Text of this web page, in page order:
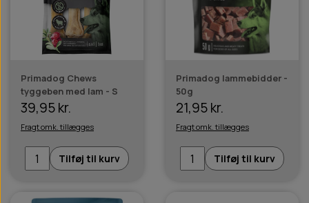
Primadog Chews
tyggeben med lam - S
39,95 kr.
Fragt omk. tillægges
Tilføj til kurv
Primadog lammebidder -
50g
21,95 kr.
Fragt omk. tillægges
Tilføj til kurv